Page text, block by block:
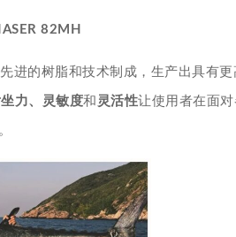
82MH
进的树脂和技术制成，生产出具有
力、灵敏度和 灵活性让使用者在面